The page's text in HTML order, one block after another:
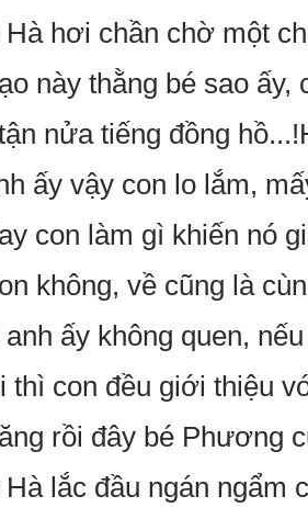
Hà hơi chần chờ một
này thằng bé sao
nửa tiếng đồng
ấy vậy con lo lắm,
con làm gì khiến nó
không, về cũng là
anh ấy không quen,
thì con đều giới thiệu
rồi đây bé Phương
Hà lắc đầu ngán ngẩm